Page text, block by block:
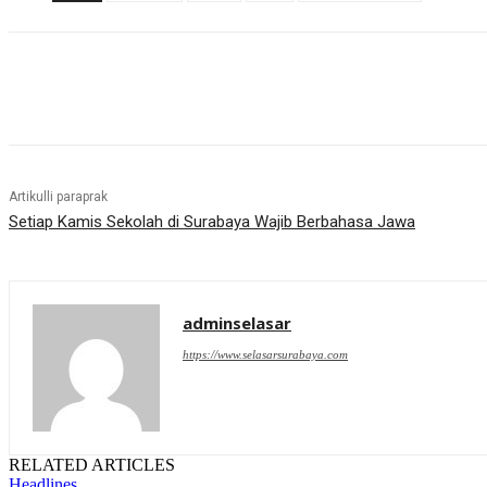
Artikulli paraprak
Setiap Kamis Sekolah di Surabaya Wajib Berbahasa Jawa
adminselasar
https://www.selasarsurabaya.com
RELATED ARTICLES